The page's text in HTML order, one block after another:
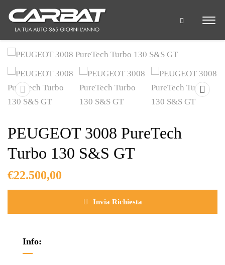
PEUGEOT 3008 PureTech
Turbo 130 S&S GT
€22.500,00
Invia Richiesta
Info: